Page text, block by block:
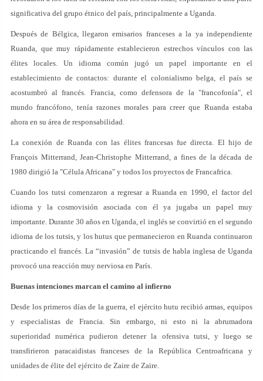
significativa del grupo étnico del país, principalmente a Uganda.
Después de Bélgica, llegaron emisarios franceses a la ya independiente
Ruanda, que muy rápidamente establecieron estrechos vínculos con las
élites locales. Un idioma común jugó un papel importante en el
establecimiento de contactos: durante el colonialismo belga, el país se
acostumbró al francés. Francia, como defensora de la "francofonía", el
mundo francófono, tenía razones morales para creer que Ruanda estaba
ahora en su área de responsabilidad.
La conexión de Ruanda con las élites francesas fue directa. El hijo de
François Mitterrand, Jean-Christophe Mitterrand, a fines de la década de
1980 dirigió la "Célula Africana" y todos los proyectos de Francafrica.
Cuando los tutsi comenzaron a regresar a Ruanda en 1990, el factor del
idioma y la cosmovisión asociada con él ya jugaba un papel muy
importante. Durante 30 años en Uganda, el inglés se convirtió en el segundo
idioma de los tutsis, y los hutus que permanecieron en Ruanda continuaron
practicando el francés. La “invasión” de tutsis de habla inglesa de Uganda
provocó una reacción muy nerviosa en París.
Buenas intenciones marcan el camino al infierno
Desde los primeros días de la guerra, el ejército hutu recibió armas, equipos
y especialistas de Francia. Sin embargo, ni esto ni la abrumadora
superioridad numérica pudieron detener la ofensiva tutsi, y luego se
transfirieron paracaidistas franceses de la República Centroafricana y
unidades de élite del ejército de Zaire de Zaire.